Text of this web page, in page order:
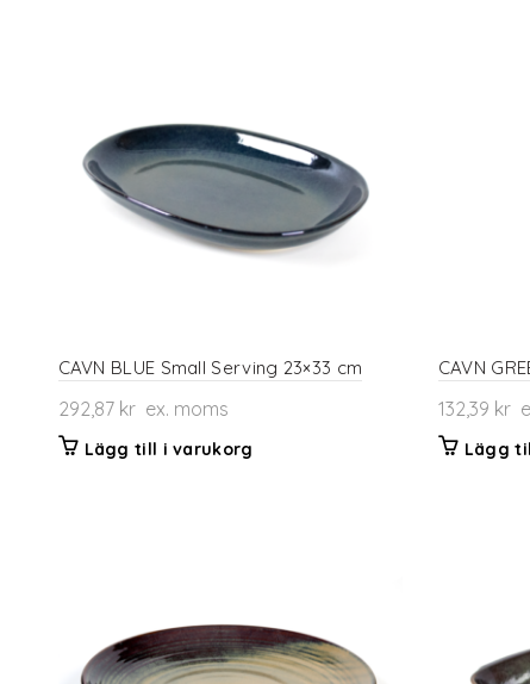
CAVN BLUE Small Serving 23×33 cm
292,87 krex. moms
Lägg till i varukorg
CAVN
132,39 kr
Lägg